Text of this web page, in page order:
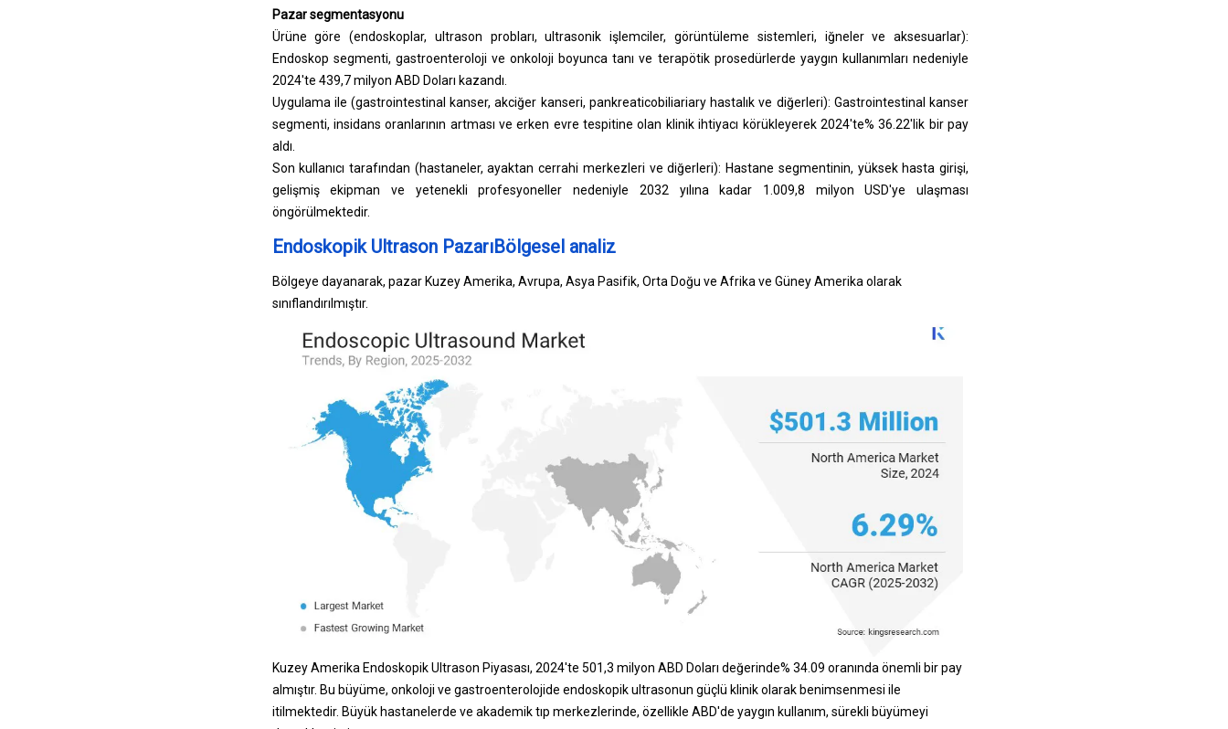
Pazar segmentasyonu
Ürüne göre (endoskoplar, ultrason probları, ultrasonik işlemciler, görüntüleme sistemleri, iğneler ve aksesuarlar):
Endoskop segmenti, gastroenteroloji ve onkoloji boyunca tanı ve terapötik prosedürlerde yaygın kullanımları nedeniyle
2024'te 439,7 milyon ABD Doları kazandı.
Uygulama ile (gastrointestinal kanser, akciğer kanseri, pankreaticobiliariary hastalık ve diğerleri): Gastrointestinal kanser
segmenti, insidans oranlarının artması ve erken evre tespitine olan klinik ihtiyacı körükleyerek 2024'te% 36.22'lik bir pay
aldı.
Son kullanıcı tarafından (hastaneler, ayaktan cerrahi merkezleri ve diğerleri): Hastane segmentinin, yüksek hasta girişi,
gelişmiş ekipman ve yetenekli profesyoneller nedeniyle 2032 yılına kadar 1.009,8 milyon USD'ye ulaşması
öngörülmektedir.
Endoskopik Ultrason PazarıBölgesel analiz
Bölgeye dayanarak, pazar Kuzey Amerika, Avrupa, Asya Pasifik, Orta Doğu ve Afrika ve Güney Amerika olarak
sınıflandırılmıştır.
Kuzey Amerika Endoskopik Ultrason Piyasası, 2024'te 501,3 milyon ABD Doları değerinde% 34.09 oranında önemli bir pay
almıştır. Bu büyüme, onkoloji ve gastroenterolojide endoskopik ultrasonun güçlü klinik olarak benimsenmesi ile
itilmektedir. Büyük hastanelerde ve akademik tıp merkezlerinde, özellikle ABD'de yaygın kullanım, sürekli büyümeyi